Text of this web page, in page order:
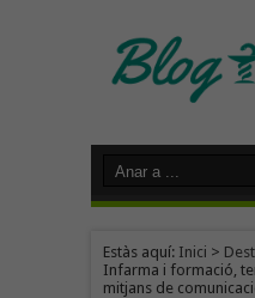
Estàs aquí: Inici >
Infarma i formació,
mitjans de